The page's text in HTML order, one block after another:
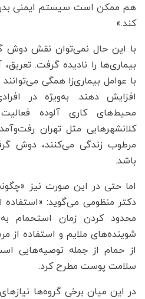
هم ممکن است سیستم ایمنی بدن
کند.»
با این حال نمی‌توان نقش دوش
بیماری‌ها را نادیده گرفت.
با عوامل بیماری‌زا همگی
افزایش دهند. به‌ویژه در
محیط‌های کاری آلوده
کلانشهرهایی مثل تهران
مرطوب زندگی می‌کنند، دوش
باشد.
اما حتی در این صورت نیز
دکتر منظومی می‌گوید:
شوینده‌های ملایم و استفاده از
از حمام از جمله توصیه‌هایی
سلامت پوست مطرح کرد.
در این میان برخی گروه‌ها